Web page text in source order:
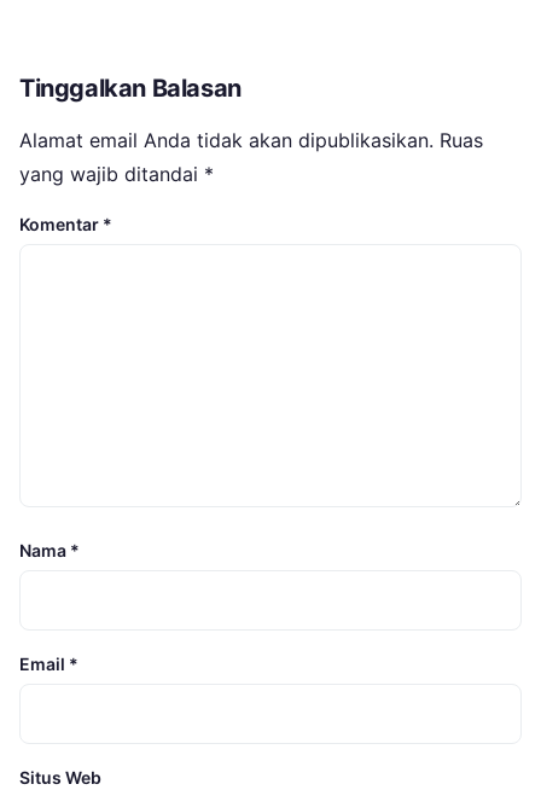
Tinggalkan Balasan
Alamat email Anda tidak akan dipublikasikan. Ruas
yang wajib ditandai *
Komentar *
Nama *
Email *
Situs Web